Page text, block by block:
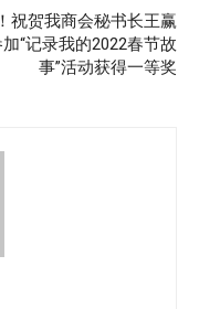
祝贺我商会秘书长王赢
“记录我的2022春节故
事”活动获得一等奖